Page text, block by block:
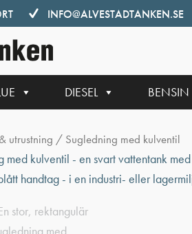
INFO@ALVESTADTANKEN.SE
DIESEL BENSIN
utrustning / Sugledning med kulventil